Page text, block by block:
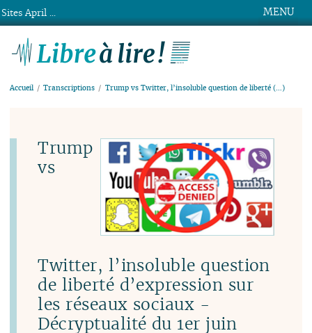
MENU
Accueil Transcriptions Trump vs Twitter, l’insoluble question de liberté (…)
Trump
vs
Twitter, l’insoluble question
de liberté d’expression sur
les réseaux sociaux -
Décryptualité du 1er juin
Sites April ...